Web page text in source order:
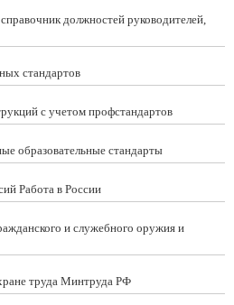
должностей руководителей,
стандартов
с учетом профстандартов
образовательные стандарты
Работа в России
и служебного оружия и
труда Минтруда РФ